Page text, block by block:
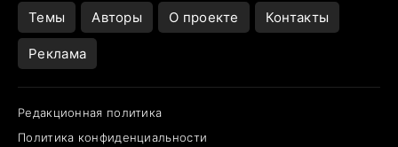
Темы Авторы О проекте Контакты
Реклама
Редакционная политика
Политика конфиденциальности